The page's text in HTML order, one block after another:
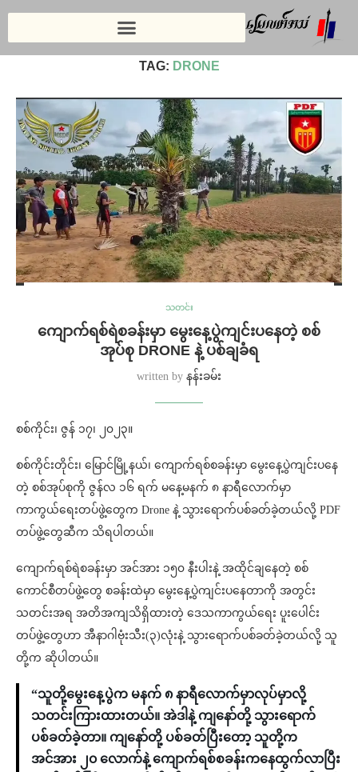
TAG: DRONE
သတင်း
ကျောက်ရစ်ရဲစခန်းမှာ မွေးနေ့ပွဲကျင်းပနေတဲ့ စစ်
အုပ်စု DRONE နဲ့ ပစ်ချခံရ
written by နန်းခမ်း
စစ်ကိုင်း၊ ဇွန် ၁၇၊ ၂၀၂၃။
စစ်ကိုင်းတိုင်း၊ မြောင်မြို့နယ်၊ ကျောက်ရစ်စခန်းမှာ မွေးနေ့ပွဲကျင်းပနေ
တဲ့ စစ်အုပ်စုကို ဇွန်လ ၁၆ ရက် မနေ့မနက် ၈ နာရီလောက်မှာ
ကာကွယ်ရေးတပ်ဖွဲ့တွေက Drone နဲ့ သွားရောက်ပစ်ခတ်ခဲ့တယ်လို့ PDF
တပ်ဖွဲ့တွေဆီက သိရပါတယ်။
ကျောက်ရစ်ရဲစခန်းမှာ အင်အား ၁၅၀ နီးပါးနဲ့ အထိုင်ချနေတဲ့ စစ်
ကောင်စီတပ်ဖွဲ့တွေ စခန်းထဲမှာ မွေးနေ့ပွဲကျင်းပနေတာကို အတွင်း
သတင်းအရ အတိအကျသိရှိထားတဲ့ ဒေသကာကွယ်ရေး ပူးပေါင်း
တပ်ဖွဲ့တွေဟာ အီနာဂါဗုံးသီး(၃)လုံးနဲ့ သွားရောက်ပစ်ခတ်ခဲ့တယ်လို့ သူ
တို့က ဆိုပါတယ်။
“သူတို့မွေးနေ့ပွဲက မနက် ၈ နာရီလောက်မှာလုပ်မှာလို့
သတင်းကြားထားတယ်။ အဲဒါနဲ့ ကျနော်တို့ သွားရောက်
ပစ်ခတ်ခဲ့တာ။ ကျနော်တို့ ပစ်ခတ်ပြီးတော့ သူတို့က
အင်အား ၂၀ လောက်နဲ့ ကျောက်ရစ်စခန်းကနေထွက်လာပြီး